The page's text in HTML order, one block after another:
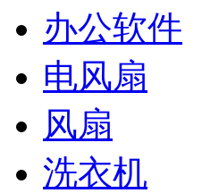
办公软件
电风扇
风扇
洗衣机